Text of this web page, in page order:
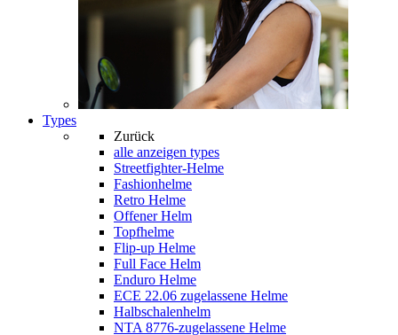
Types
Zurück
alle anzeigen types
Streetfighter-Helme
Fashionhelme
Retro Helme
Offener Helm
Topfhelme
Flip-up Helme
Full Face Helm
Enduro Helme
ECE 22.06 zugelassene Helme
Halbschalenhelm
NTA 8776-zugelassene Helme